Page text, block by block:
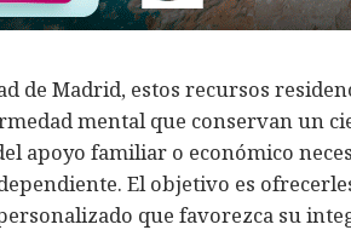
de Madrid, estos recursos
mental que conservan un
apoyo familiar o económico
El objetivo es
que favorezca su